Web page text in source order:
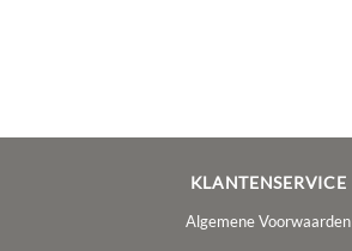
KLANTENSERVICE
Algemene Voorwaarden